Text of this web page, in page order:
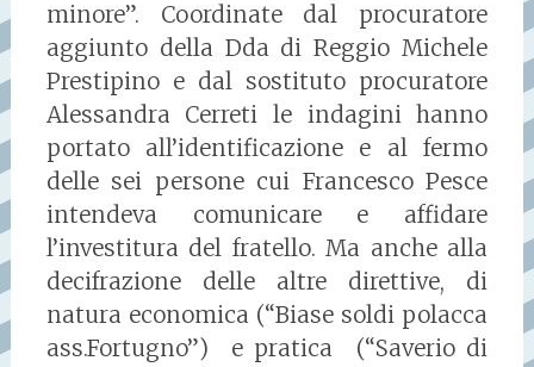
minore”. Coordinate dal procuratore
aggiunto della Dda di Reggio Michele
Prestipino e dal sostituto procuratore
Alessandra Cerreti le indagini hanno
portato all’identificazione e al fermo
delle sei persone cui Francesco Pesce
intendeva comunicare e affidare
l’investitura del fratello. Ma anche alla
decifrazione delle altre direttive, di
natura economica (“Biase soldi polacca
ass.Fortugno”) e pratica (“Saverio di